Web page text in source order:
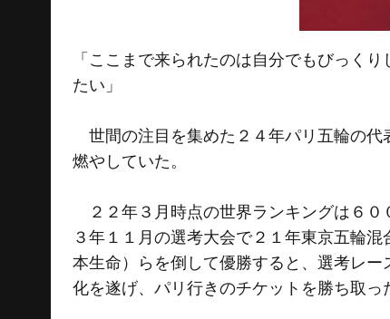
「ここまで来られたのは自分でもびっく
たい」
世間の注目を集めた２４年パリ五輪の代
燃やしていた。
２２年３月時点の世界ランキングは６０
３年１１月の選考大会で２１年東京五輪
本生命）らを倒して優勝すると、選考レ
化を遂げ、パリ行きのチケットを勝ち取っ